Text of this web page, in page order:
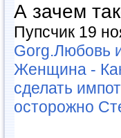
А зачем
Пупсчик 19
Gorg.Любовь
Женщина -
сделать
осторожно